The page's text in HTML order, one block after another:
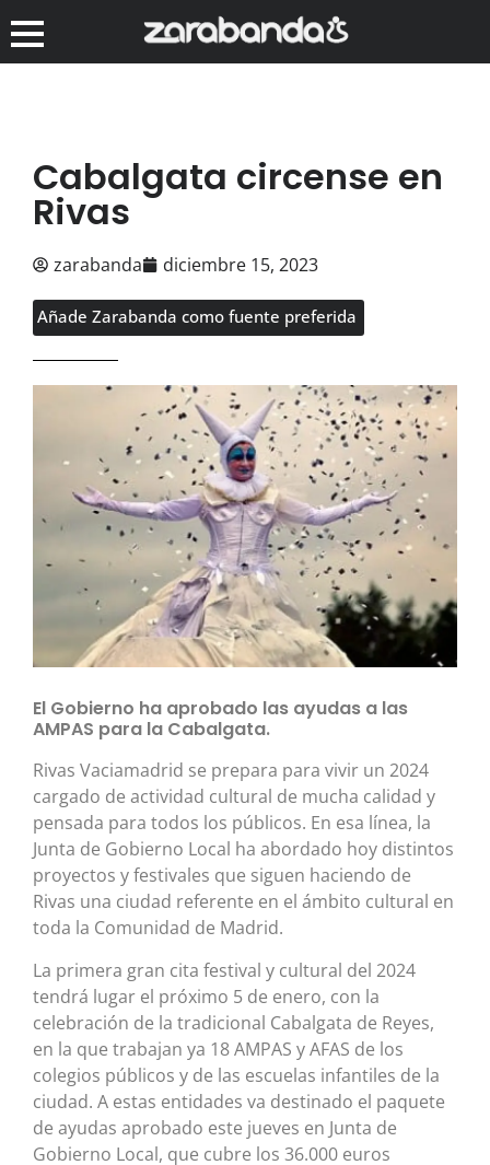
Cabalgata circense en
Rivas
zarabanda diciembre 15, 2023
Añade Zarabanda como fuente preferida
El Gobierno ha aprobado las ayudas a las
AMPAS para la Cabalgata.
Rivas Vaciamadrid se prepara para vivir un 2024
cargado de actividad cultural de mucha calidad y
pensada para todos los públicos. En esa línea, la
Junta de Gobierno Local ha abordado hoy distintos
proyectos y festivales que siguen haciendo de
Rivas una ciudad referente en el ámbito cultural en
toda la Comunidad de Madrid.
La primera gran cita festival y cultural del 2024
tendrá lugar el próximo 5 de enero, con la
celebración de la tradicional Cabalgata de Reyes,
en la que trabajan ya 18 AMPAS y AFAS de los
colegios públicos y de las escuelas infantiles de la
ciudad. A estas entidades va destinado el paquete
de ayudas aprobado este jueves en Junta de
Gobierno Local, que cubre los 36.000 euros